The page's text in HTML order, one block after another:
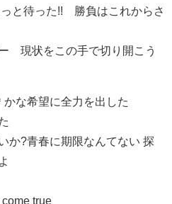
と待った!! 勝負はこれからさ
現状をこの手で切り開こう
な希望に全力を出した
か?青春に期限なんてない 探
true